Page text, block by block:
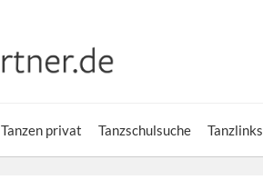
Tanzen privat Tanzschulsuche Tanzlinks